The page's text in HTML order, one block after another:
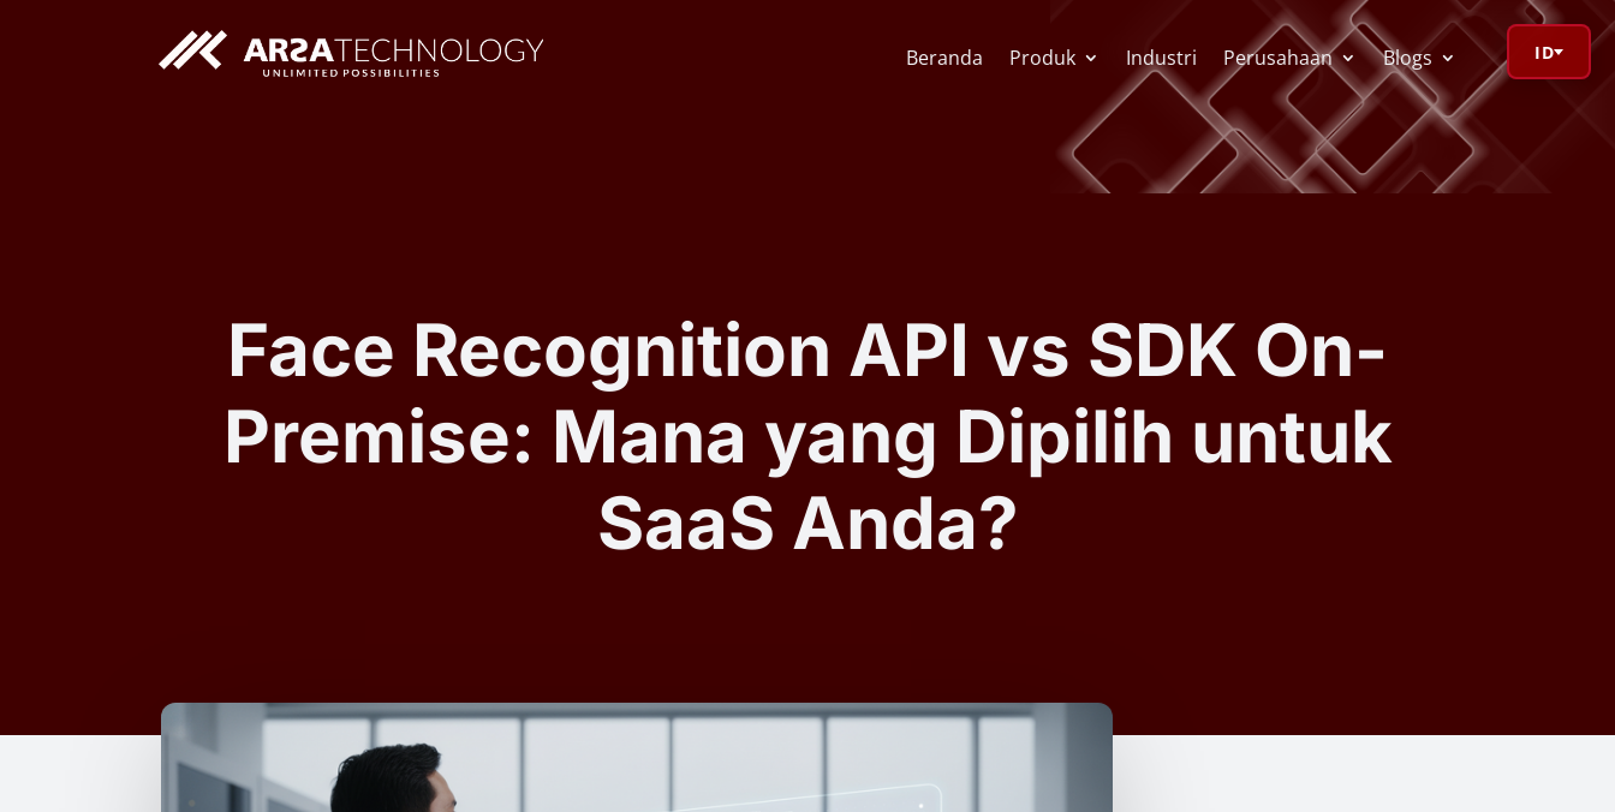
Beranda Produk
Software AI Analitik Video
Serial ARSA AI Box
Kiosk Kesehatan Mandiri
AI Face Redactor
Quick OCR
Industri Perusahaan Blogs
Face Recognition API vs SDK On-
Premise: Mana yang Dipilih untuk
SaaS Anda?
ID